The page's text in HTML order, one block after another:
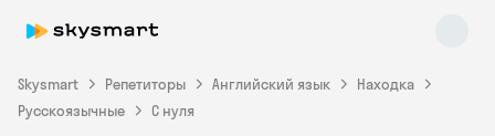
Skysmart Репетиторы Английский язык
Находка
Русскоязычные
С нуля